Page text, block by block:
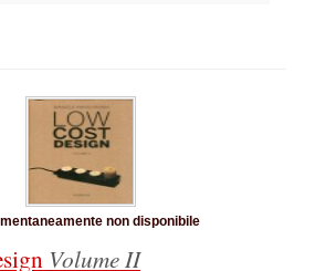
non disponibile
Volume II